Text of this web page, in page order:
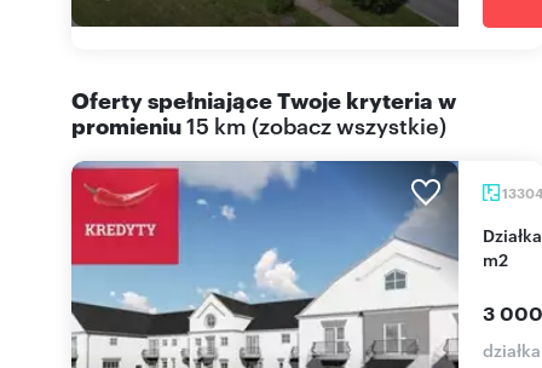
Oferty spełniające Twoje kryteria w
promieniu15 km (zobacz wszystkie)
Działka pod dom opieki z pozwoleniem, 13 304
m2
3